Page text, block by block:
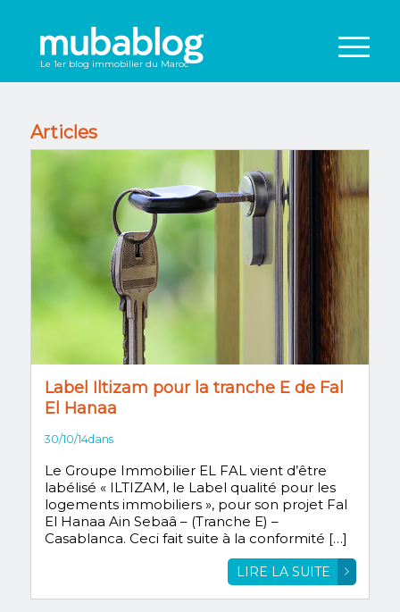
Le 1er blog immobilier du Maroc
Articles
Label Iltizam pour la tranche E de Fal
El Hanaa
30/10/14dans
Le Groupe Immobilier EL FAL vient d’être
labélisé « ILTIZAM, le Label qualité pour les
logements immobiliers », pour son projet Fal
El Hanaa Ain Sebaâ – (Tranche E) –
Casablanca. Ceci fait suite à la conformité […]
LIRE LA SUITE